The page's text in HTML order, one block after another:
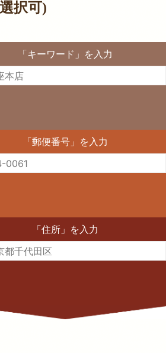
択可)
「キーワード」を入力
「郵便番号」を入力
「住所」を入力